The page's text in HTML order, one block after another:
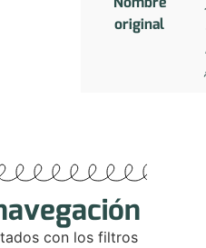
original
con los filtros